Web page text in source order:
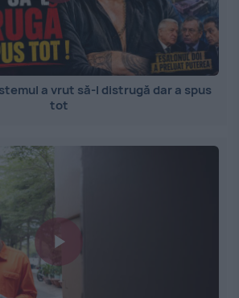
a vrut să-l distrugă dar a spus
tot